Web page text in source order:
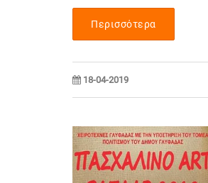
Περισσότερα
18-04-2019